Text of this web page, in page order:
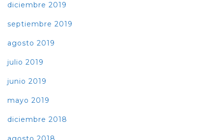
diciembre 2019
septiembre 2019
agosto 2019
julio 2019
junio 2019
mayo 2019
diciembre 2018